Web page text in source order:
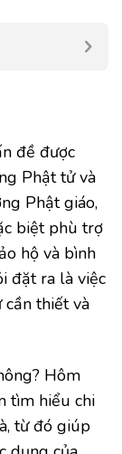
đề được
Phật tử và
Phật giáo,
biệt phù trợ
hộ và bình
đặt ra là việc
cần thiết và
Hôm
tìm hiểu chi
từ đó giúp